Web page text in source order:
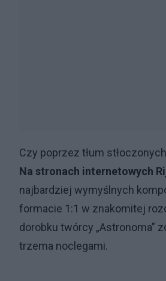
Czy poprzez tłum
Na stronach internetowych
najbardziej wymyślnych
formacie 1:1 w znakomitej
dorobku twórcy „Astronoma”
trzema noclegami.